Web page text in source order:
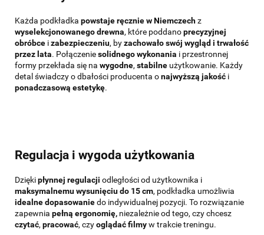
Każda podkładka powstaje ręcznie w Niemczechz
wyselekcjonowanego drewna, które poddanoprecyzyjnej
obróbce izabezpieczeniu, byzachowało swój wygląd i trwałość
przez lata. Połączeniesolidnego wykonania i przestronnej
formy przekłada się na wygodne, stabilne użytkowanie. Każdy
detal świadczy o dbałości producenta onajwyższą jakość i
ponadczasową estetykę.
Regulacja i wygoda użytkowania
Dziękipłynnej regulacji odległości od użytkownika i
maksymalnemu wysunięciu do 15 cm, podkładka umożliwia
idealne dopasowaniedo indywidualnej pozycji. To rozwiązanie
zapewnia pełną ergonomię, niezależnie od tego, czy chcesz
czytać, pracować, czyoglądać filmyw trakcie treningu.